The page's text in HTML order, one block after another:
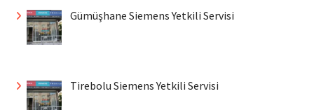
Gümüşhane Siemens Yetkili Servisi
Tirebolu Siemens Yetkili Servisi